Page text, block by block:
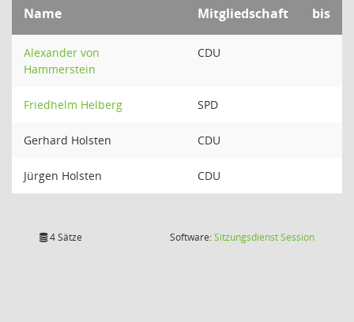
Name Mitgliedschaft bis
Alexander von
Hammerstein
CDU
Friedhelm Helberg SPD
Gerhard Holsten CDU
Jürgen Holsten CDU
4 Sätze Software:SitzungsdienstSession(Wird in